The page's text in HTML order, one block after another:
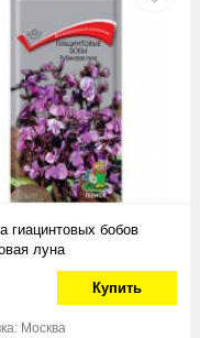
гиацинтовых бобов
луна
Купить
Москва